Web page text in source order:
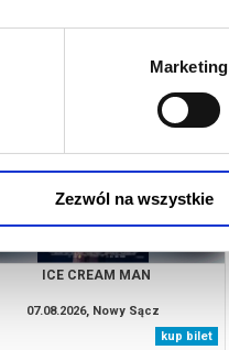
Marketing
Zezwól na wszystkie
ICE CREAM MAN
07.08.2026, Nowy Sącz
kup bilet